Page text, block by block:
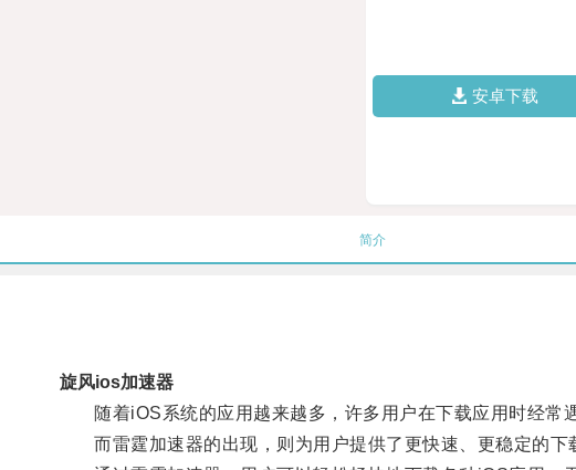
安卓下载
简介
旋风ios加速器
随着iOS系统的应用越来越多，许多用户在下载应用时经常遇
而雷霆加速器的出现，则为用户提供了更快速、更稳定的下